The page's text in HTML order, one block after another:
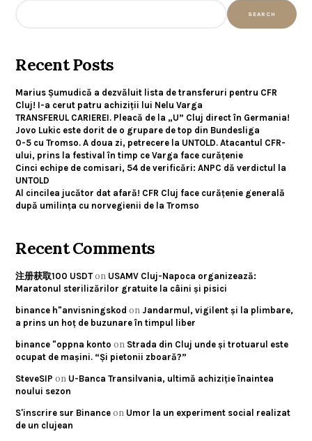
SEARCH
Recent Posts
Marius Șumudică a dezvăluit lista de transferuri pentru CFR
Cluj! I-a cerut patru achiziții lui Nelu Varga
TRANSFERUL CARIEREI. Pleacă de la „U” Cluj direct în Germania!
Jovo Lukic este dorit de o grupare de top din Bundesliga
0-5 cu Tromso. A doua zi, petrecere la UNTOLD. Atacantul CFR-
ului, prins la festival în timp ce Varga face curățenie
Cinci echipe de comisari, 54 de verificări: ANPC dă verdictul la
UNTOLD
Al cincilea jucător dat afară! CFR Cluj face curățenie generală
după umilința cu norvegienii de la Tromso
Recent Comments
注册获取100 USDTon USAMV Cluj-Napoca organizează:
Maratonul sterilizărilor gratuite la câini și pisici
binance h"anvisningskod on Jandarmul, vigilent și la plimbare,
a prins un hoț de buzunare în timpul liber
binance "oppna konto on Strada din Cluj unde și trotuarul este
ocupat de mașini. “Și pietonii zboară?”
SteveSIP on U-Banca Transilvania, ultimă achiziție înaintea
noului sezon
S'inscrire sur Binance on Umor la un experiment social realizat
de un clujean